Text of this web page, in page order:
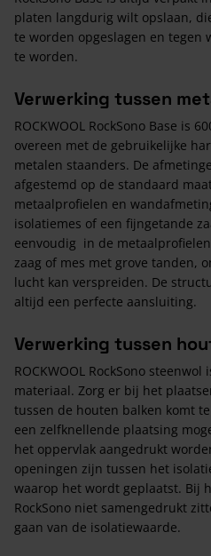
platen langdurig wilt opslaan,
te worden opgeslagen en tegen
te worden.
Verwerking tussen
ROCKWOOL RockSono Base is
overeen met de gebruikelijke
metalen staanders. De
afgestemd op de standaard
metaalprofielen en
isolatiemes of een fijngetande
eenvoudig in de
zaag of mes met grove tanden,
lucht kan verspreiden. De
altijd een perfecte aansluiting.
Verwerking tussen
ROCKWOOL RockSono
materiaal. Zorg er bij het
tussen de houten balken komt
een zelfknellende plaatsing
het oppervlak aangedrukt
openingen zijn tussen het
waarop het wordt geplaatst. Bij
RockSono niet samengedrukt
gaan van de isolatiewaarde.